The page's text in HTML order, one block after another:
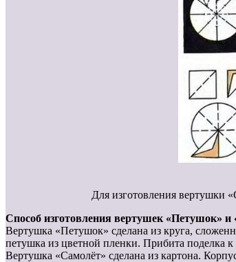
Для изготовления вертушки
Способ изготовления вертушек «Петушок» и
Вертушка «Петушок» сделана из круга,
петушка из цветной пленки. Прибита поделка к
Вертушка «Самолёт» сделана из картона.